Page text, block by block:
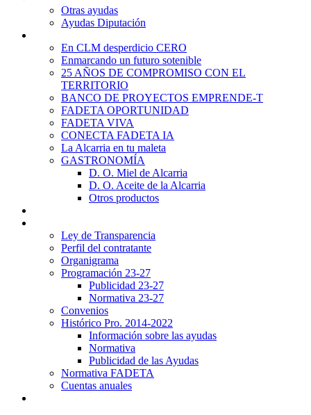
Otras ayudas
Ayudas Diputación
En CLM desperdicio CERO
Enmarcando un futuro sotenible
25 AÑOS DE COMPROMISO CON EL
TERRITORIO
BANCO DE PROYECTOS EMPRENDE-T
FADETA OPORTUNIDAD
FADETA VIVA
CONECTA FADETA IA
La Alcarria en tu maleta
GASTRONOMÍA
D. O. Miel de Alcarria
D. O. Aceite de la Alcarria
Otros productos
Ley de Transparencia
Perfil del contratante
Organigrama
Programación 23-27
Publicidad 23-27
Normativa 23-27
Convenios
Histórico Pro. 2014-2022
Información sobre las ayudas
Normativa
Publicidad de las Ayudas
Normativa FADETA
Cuentas anuales